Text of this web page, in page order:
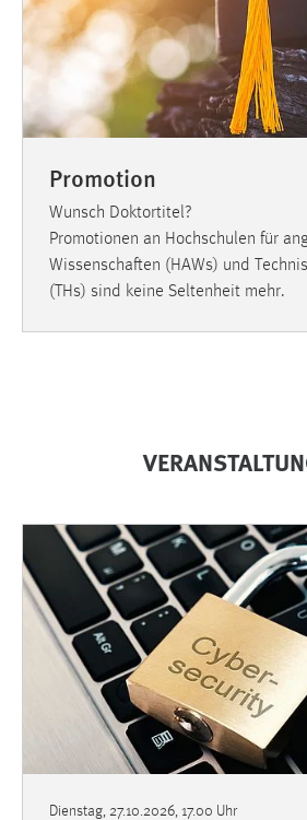
Promotion
Wunsch Doktortitel?
Promotionen an Hochschulen für
Wissenschaften (HAWs) und
(THs) sind keine Seltenheit mehr.
Dienstag, 27.10.2026, 17.00 Uhr